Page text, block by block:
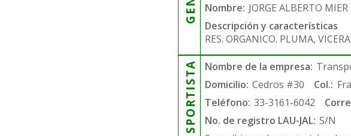
Nombre: JORGE ALBERTO MIER
Descripción y características
RES. ORGANICO. PLUMA,
Nombre de la empresa:
Domicilio: Cedros #30 Col.:
Teléfono: 33-3161-6042
No. de registro LAU-JAL: S/N